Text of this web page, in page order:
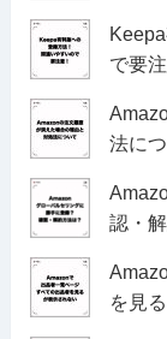
で要注
法に
認・
を見